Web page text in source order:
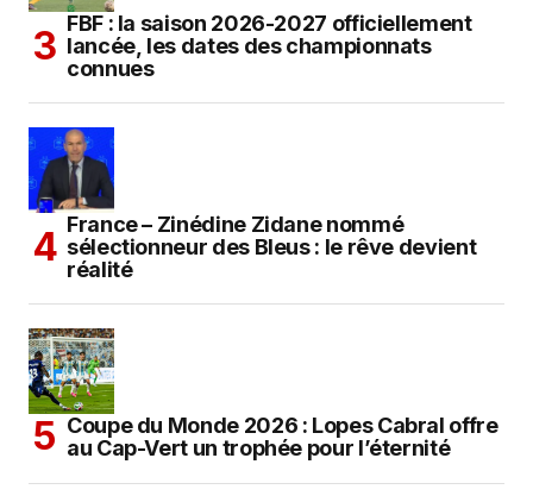
FBF : la saison 2026-2027 officiellement
lancée, les dates des championnats
connues
France – Zinédine Zidane nommé
sélectionneur des Bleus : le rêve devient
réalité
Coupe du Monde 2026 : Lopes Cabral offre
au Cap-Vert un trophée pour l’éternité